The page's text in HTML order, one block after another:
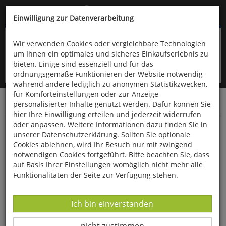
Kompletten Head der Seite überspringen
oder (06766) 9323-960
Startseite Bücher Biologie allgemein Entomologie
Der Kosmos Käferführer
Einwilligung zur Datenverarbeitung
Wir verwenden Cookies oder vergleichbare Technologien
um Ihnen ein optimales und sicheres Einkaufserlebnis zu
bieten. Einige sind essenziell und für das
ordnungsgemäße Funktionieren der Website notwendig
während andere lediglich zu anonymen Statistikzwecken,
für Komforteinstellungen oder zur Anzeige
personalisierter Inhalte genutzt werden. Dafür können Sie
hier Ihre Einwilligung erteilen und jederzeit widerrufen
oder anpassen. Weitere Informationen dazu finden Sie in
unserer Datenschutzerklärung. Sollten Sie optionale
Cookies ablehnen, wird Ihr Besuch nur mit zwingend
notwendigen Cookies fortgeführt. Bitte beachten Sie, dass
auf Basis Ihrer Einstellungen womöglich nicht mehr alle
Funktionalitäten der Seite zur Verfügung stehen.
Datenverarbeitung -
Ich bin einverstanden